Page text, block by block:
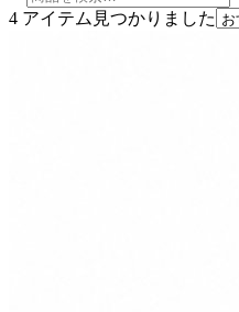
4 アイテム見つかりました